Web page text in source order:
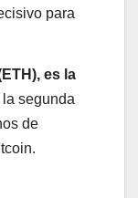
para
es la
la segunda
de